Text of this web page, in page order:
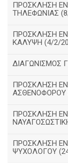
ΠΡΟΣΚΛΗΣΗ
ΤΗΛΕΦΩΝΙΑΣ
ΠΡΟΣΚΛΗΣΗ
ΚΑΛΥΨΗ (4/2/
ΔΙΑΓΩΝΙΣΜΟΣ
ΠΡΟΣΚΛΗΣΗ
ΑΣΘΕΝΟΦΟΡΟΥ
ΠΡΟΣΚΛΗΣΗ
ΠΡΟΣΚΛΗΣΗ
ΨΥΧΟΛΟΓΟΥ